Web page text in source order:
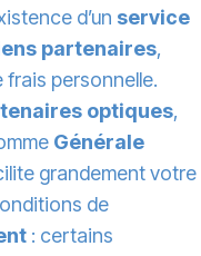
d’un service
partenaires,
frais personnelle.
optiques,
Générale
grandement votre
de
: certains